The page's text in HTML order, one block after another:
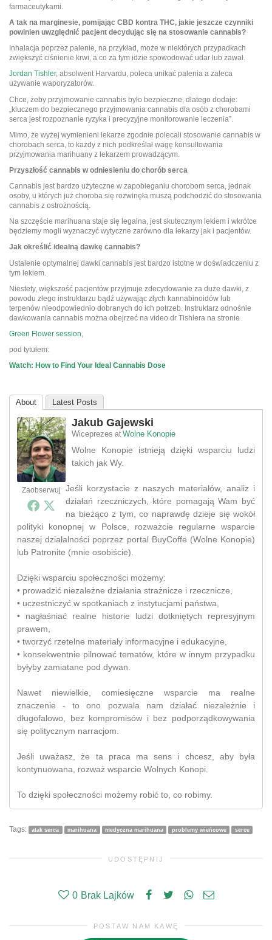
farmaceutykami.
A tak na marginesie, pomijając CBD kontra THC, jakie jeszcze czynniki
powinien uwzględnić pacjent decydując się na stosowanie cannabis?
Inhalacja poprzez palenie, na przykład, może w niektórych przypadkach
zwiększyć ciśnienie krwi, a co za tym idzie spowodować udar lub zawał.
Jordan Tishler, absolwent Harvardu, poleca unikać palenia a zaleca
używanie waporyzatorów.
Chce, żeby przyjmowanie cannabis było bezpieczne, dlatego dodaje:
„kluczem do bezpiecznego przyjmowania cannabis dla osób z chorobami
serca jest rozpoznanie ryzyka i precyzyjne monitorowanie leczenia”.
Mimo, że wyżej wymienieni lekarze zgodnie polecali stosowanie cannabis w
chorobach serca, to każdy z nich podkreślał wagę konsultowania
przyjmowania marihuany z lekarzem prowadzącym.
Przyszłość cannabis w odniesieniu do chorób serca
Cannabis jest bardzo użyteczne w zapobieganiu chorobom serca, jednak
osoby, u których już choroba się rozwinęła muszą podchodzić do stosowania
cannabis z ostrożnością.
Na szczęście marihuana staje się legalna, jest skutecznym lekiem i wkrótce
będziemy mogli wyznaczyć wytyczne zarówno dla lekarzy jak i pacjentów.
Jak określić idealną dawkę cannabis?
Ustalenie optymalnej dawki cannabis jest bardzo istotne w doświadczeniu z
tym lekiem.
Niestety, większość pacjentów przyjmuje zdecydowanie za duże dawki, z
powodu złego instruktarzu bądź używając złych kannabinoidów lub
terpenów nieodpowiednio dobranych do ich potrzeb. Instruktarz odnośnie
dawkowania cannabis można obejrzeć na video dr Tishlera na stronie
Green Flower session,
pod tytułem:
Watch: How to Find Your Ideal Cannabis Dose
About Latest Posts
Zaobserwuj
Jakub Gajewski
Wiceprezes at Wolne Konopie
Wolne Konopie istnieją dzięki wsparciu ludzi
takich jak Wy.
Jeśli korzystacie z naszych materiałów, analiz i
działań rzeczniczych, które pomagają Wam być
na bieżąco z tym, co naprawdę dzieje się wokół
polityki konopnej w Polsce, rozważcie regularne wsparcie
naszej działalności poprzez portal BuyCoffe (Wolne Konopie)
lub Patronite (mnie osobiście).
Dzięki wsparciu społeczności możemy:
• prowadzić niezależne działania strażnicze i rzecznicze,
• uczestniczyć w spotkaniach z instytucjami państwa,
• nagłaśniać realne historie ludzi dotkniętych represyjnym
prawem,
• tworzyć rzetelne materiały informacyjne i edukacyjne,
• konsekwentnie pilnować tematów, które w innym przypadku
byłyby zamiatane pod dywan.
Nawet niewielkie, comiesięczne wsparcie ma realne
znaczenie - to ono pozwala nam działać niezależnie i
długofalowo, bez kompromisów i bez podporządkowywania
się politycznym narracjom.
Jeśli uważasz, że ta praca ma sens i chcesz, aby była
kontynuowana, rozważ wsparcie Wolnych Konopi.
To dzięki społeczności możemy robić to, co robimy.
Tags: atak serca marihuana medyczna marihuana problemy wieńcowe serce
UDOSTĘPNIJ
0 Brak Lajków
POSTAW NAM KAWĘ